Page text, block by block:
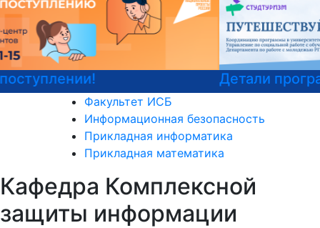
Детали программы
Факультет ИСБ
Информационная безопасность
Прикладная информатика
Прикладная математика
Кафедра Комплексной
защиты информации